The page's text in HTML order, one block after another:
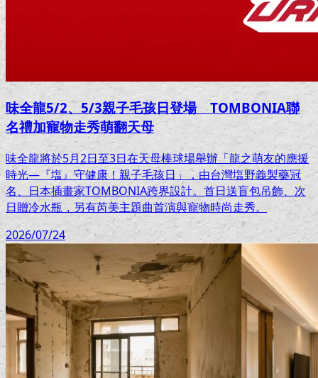
味全龍5/2、5/3親子毛孩日登場 TOMBONIA聯
名禮加寵物走秀萌翻天母
味全龍將於5月2日至3日在天母棒球場舉辦「龍之萌友的應援
時光—『塩』守健康！親子毛孩日」，由台灣塩野義製藥冠
名、日本插畫家TOMBONIA跨界設計。首日送盲包吊飾、次
日贈冷水瓶，另有芮美主題曲首演與寵物時尚走秀。
2026/07/24